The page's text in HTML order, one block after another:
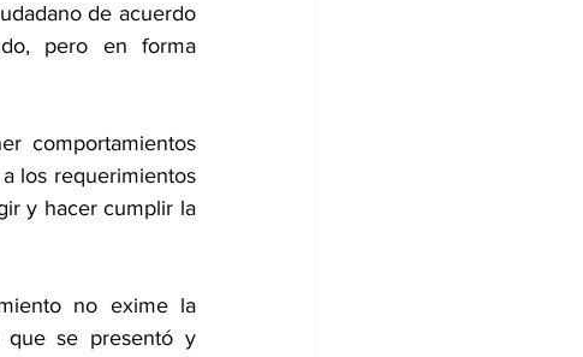
de acuerdo
pero en forma
comportamientos
los requerimientos
y hacer cumplir la
no exime la
que se presentó y